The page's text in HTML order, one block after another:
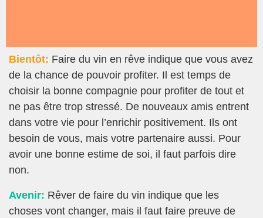
Bientôt: Faire du vin en rêve indique que vous avez
de la chance de pouvoir profiter. Il est temps de
choisir la bonne compagnie pour profiter de tout et
ne pas être trop stressé. De nouveaux amis entrent
dans votre vie pour l’enrichir positivement. Ils ont
besoin de vous, mais votre partenaire aussi. Pour
avoir une bonne estime de soi, il faut parfois dire
non.
Avenir: Rêver de faire du vin indique que les
choses vont changer, mais il faut faire preuve de